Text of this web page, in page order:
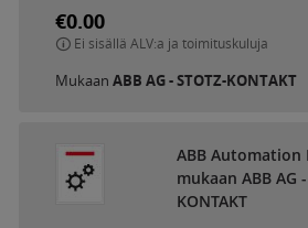
€0.00
Ei sisällä ALV:a ja toimituskuluja
Mukaan ABB AG - STOTZ-KONTAKT
ABB Automation
mukaan ABB AG -
KONTAKT